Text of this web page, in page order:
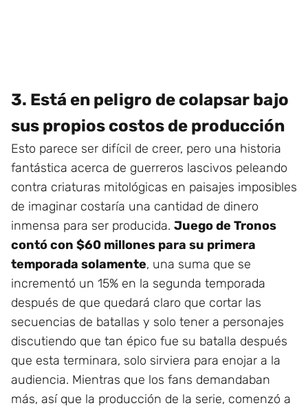
3. Está en peligro de colapsar bajo
sus propios costos de producción
Esto parece ser difícil de creer, pero una historia
fantástica acerca de guerreros lascivos peleando
contra criaturas mitológicas en paisajes imposibles
de imaginar costaría una cantidad de dinero
inmensa para ser producida. Juego de Tronos
contó con $60 millones para su primera
temporada solamente, una suma que se
incrementó un 15% en la segunda temporada
después de que quedará claro que cortar las
secuencias de batallas y solo tener a personajes
discutiendo que tan épico fue su batalla después
que esta terminara, solo sirviera para enojar a la
audiencia. Mientras que los fans demandaban
más, así que la producción de la serie, comenzó a